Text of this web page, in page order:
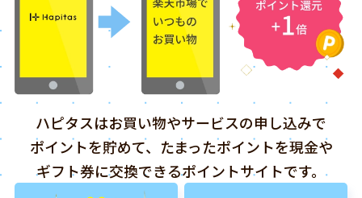
ハピタスはお買い物やサービスの申し込みで
ポイントを貯めて、たまったポイントを現金や
ギフト券に交換できるポイントサイトです。